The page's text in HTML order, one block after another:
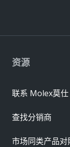
资源
联系 Molex莫仕
查找分销商
市场同类产品对